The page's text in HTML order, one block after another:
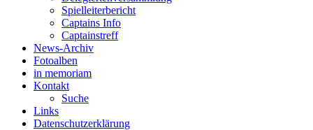
Spielleiterbericht
Captains Info
Captainstreff
News-Archiv
Fotoalben
in memoriam
Kontakt
Suche
Links
Datenschutzerklärung